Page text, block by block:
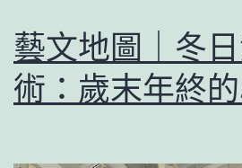
藝文地圖｜冬
術：歲末年終